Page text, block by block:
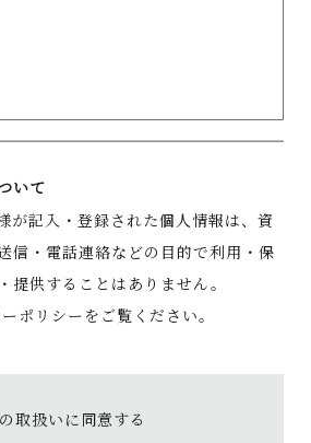
いて
が記入・登録された個人情報は、資
信・電話連絡などの目的で利用・保
提供することはありません。
ポリシー をご覧ください。
取扱いに同意する